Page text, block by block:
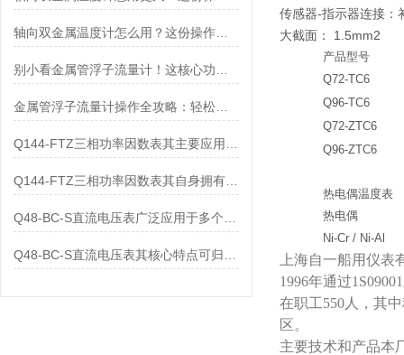
轴向双金属温度计怎么用？这份操作指南，新手也能快速拿捏！
金属管浮子流量计操作全攻略：轻松拿捏，精准掌控每一步！
Q144-FTZ三相功率因数表其自身拥有怎样的功能呢？
传感器-指示器连接：
大截面： 1.5mm2
产品型号
Q72-TC6
Q96-TC6
Q72-ZTC6
Q96-ZTC6
热电偶温度表
热电偶
Ni-Cr / Ni-Al
上海自一船用仪
1996年通过
在职工550人，其
区。
主要技术和产品本